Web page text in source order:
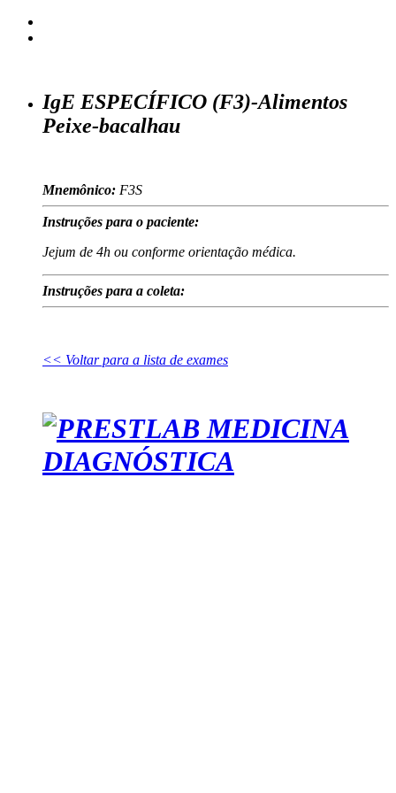
IgE ESPECÍFICO (F3)-Alimentos
Peixe-bacalhau
Mnemônico: F3S
Instruções para o paciente:
Jejum de 4h ou conforme orientação médica.
Instruções para a coleta:
<< Voltar para a lista de exames